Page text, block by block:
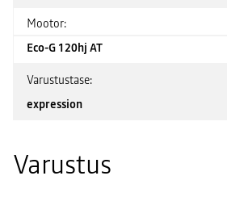
Mootor:
Eco-G 120hj AT
Varustustase:
expression
Varustus